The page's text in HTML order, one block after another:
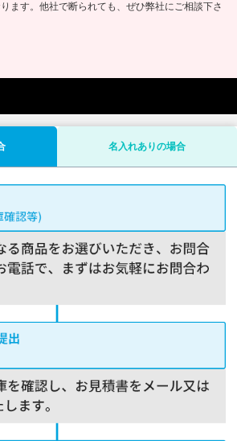
ます。他社で断られても、ぜひ弊社にご相談下さ
名入れありの場合